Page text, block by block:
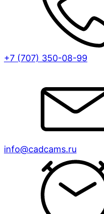
+7 (707) 350-08-99
info@cadcams.ru